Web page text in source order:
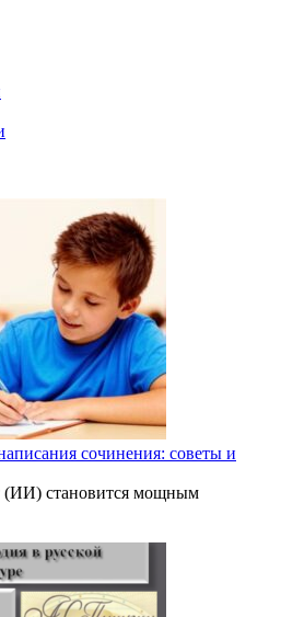
сочинения: советы и
(ИИ) становится мощным